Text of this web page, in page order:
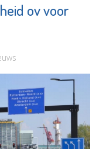
ov voor